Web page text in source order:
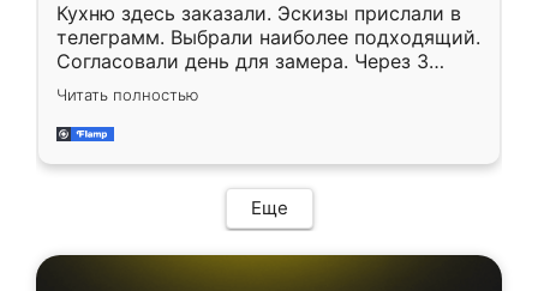
Кухню здесь заказали. Эскизы прислали в
телеграмм. Выбрали наиболее подходящий.
Согласовали день для замера. Через 3
недели кухня была уже готова. Остались
довольны работой. Спасибо Ренессанс
мебель за качественную работу!
Читать полностью
Еще